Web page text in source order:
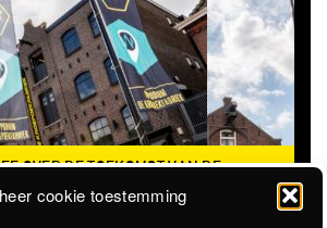
cookie toestemming
OVER DE TOEKOMST VAN DE
KROEPOEKFABRIEK